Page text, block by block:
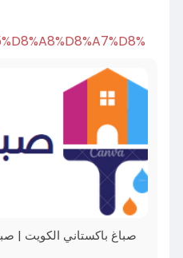
صباغ باكستاني الكويت |